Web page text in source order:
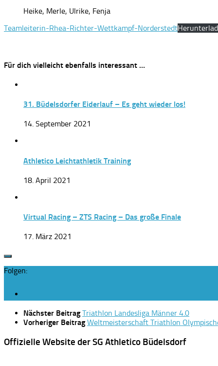
Heike, Merle, Ulrike, Fenja
Teamleiterin-Rhea-Richter-Wettkampf-Norderstedt
Für dich vielleicht ebenfalls interessant …
31. Büdelsdorfer Eiderlauf – Es geht wieder los!
14. September 2021
Athletico Leichtathletik Training
18. April 2021
Virtual Racing – ZTS Racing – Das große Finale
17. März 2021
Folgen:
Nächster Beitrag Triathlon Landesliga Männer 4.0
Vorheriger Beitrag Weltmeisterschaft Triathlon
Offizielle Website der SG Athletico Büdelsdorf